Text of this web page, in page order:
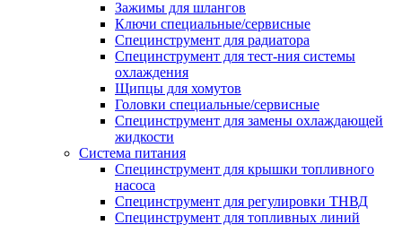
Зажимы для шлангов
Ключи специальные/сервисные
Специнструмент для радиатора
Специнструмент для тест-ния системы
охлаждения
Щипцы для хомутов
Головки специальные/сервисные
Специнструмент для замены охлаждающей
жидкости
Система питания
Специнструмент для крышки топливного
насоса
Специнструмент для регулировки ТНВД
Специнструмент для топливных линий